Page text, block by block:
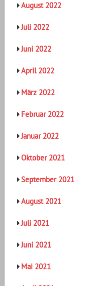
August 2022
Juli 2022
Juni 2022
April 2022
März 2022
Februar 2022
Januar 2022
Oktober 2021
September 2021
August 2021
Juli 2021
Juni 2021
Mai 2021